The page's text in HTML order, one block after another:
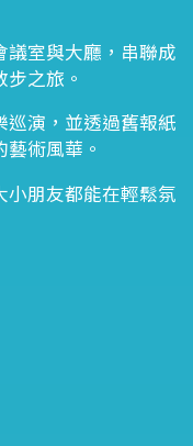
室與大廳，串聯成
散步之旅。
演，並透過舊報紙
術風華。
朋友都能在輕鬆氛